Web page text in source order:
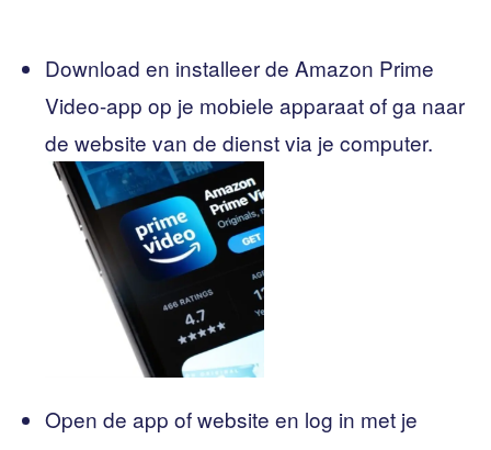
Download en installeer de Amazon Prime
Video-app op je mobiele apparaat of ga naar
de website van de dienst via je computer.
Open de app of website en log in met je